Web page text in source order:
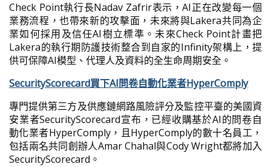
Check Point執行長Nadav Zafrir表示，AI正在改變每一個
業務流程，也帶來新的攻擊面，未來將與Lakera共同為企
業如何採用及信任AI樹立標準。未來Check Point計畫把
Lakera的執行期防護技術整合到自家的Infinity架構上，提
供可保障AI模型、代理人及資料的全生命周期安全。
SecurityScorecard買下AI問卷自動化業者HyperComply
專門提供第三方及供應鏈網路風險評分及監控平臺的美國資
安業者SecurityScorecard宣布，已經收購基於AI的問卷自
動化業者HyperComply，且HyperComply的數十名員工，
包括兩名共同創辦人Amar Chahal與Cody Wright都將加入
SecurityScorecard。